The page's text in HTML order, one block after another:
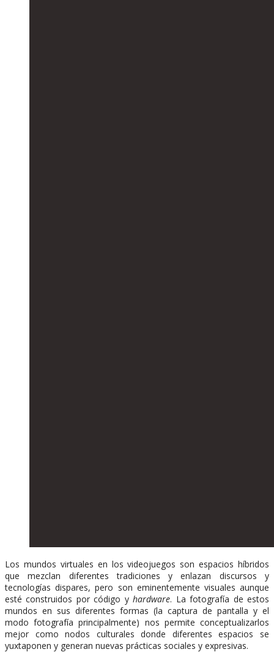
Los mundos virtuales en los videojuegos son espacios híbridos
que mezclan diferentes tradiciones y enlazan discursos y
tecnologías dispares, pero son eminentemente visuales aunque
esté construidos por código yhardware. La fotografía de estos
mundos en sus diferentes formas (la captura de pantalla y el
modo fotografía principalmente) nos permite conceptualizarlos
mejor como nodos culturales donde diferentes espacios se
yuxtaponen y generan nuevas prácticas sociales y expresivas.